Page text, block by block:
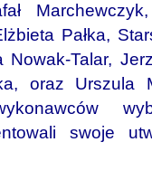
Pałka,
Talar,
oraz Urszula
swoje